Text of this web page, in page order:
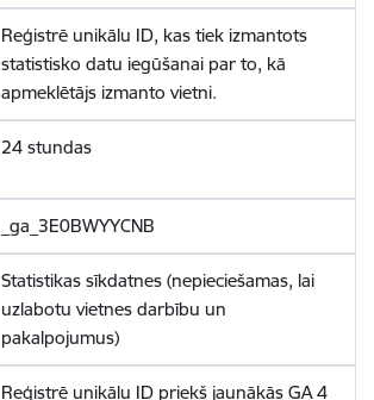
Reģistrē unikālu ID, kas tiek izmantots
statistisko datu iegūšanai par to, kā
apmeklētājs izmanto vietni.
24 stundas
_ga_3E0BWYYCNB
Statistikas sīkdatnes (nepieciešamas, lai
uzlabotu vietnes darbību un
pakalpojumus)
Reģistrē unikālu ID priekš jaunākās GA 4